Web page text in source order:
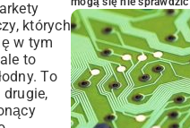
których
w tym
to
To